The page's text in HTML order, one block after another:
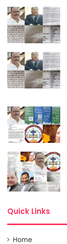
Quick Links
Home